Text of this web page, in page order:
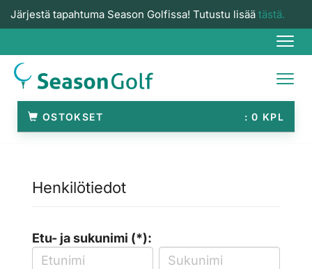
Järjestä tapahtuma Season Golfissa! Tutustu lisää tästä.
0
OSTOKSET
Henkilötiedot
Etu- ja sukunimi (*):